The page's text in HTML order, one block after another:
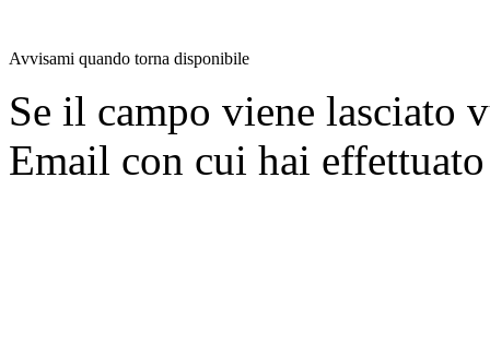
Avvisami quando torna disponibile
Se il campo viene lasciato
Email con cui hai